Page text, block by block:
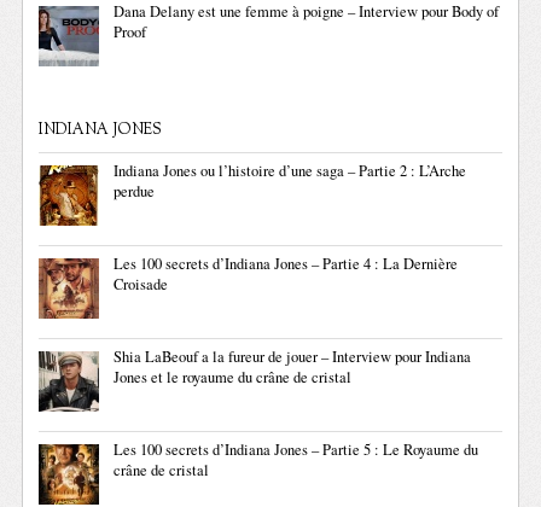
Dana Delany est une femme à poigne – Interview pour Body of
Proof
INDIANA JONES
Indiana Jones ou l’histoire d’une saga – Partie 2 : L’Arche
perdue
Les 100 secrets d’Indiana Jones – Partie 4 : La Dernière
Croisade
Shia LaBeouf a la fureur de jouer – Interview pour Indiana
Jones et le royaume du crâne de cristal
Les 100 secrets d’Indiana Jones – Partie 5 : Le Royaume du
crâne de cristal